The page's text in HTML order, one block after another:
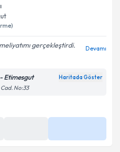
gerçekleştirdi.
Devamı
Etimesgut Haritada Göster
No:33